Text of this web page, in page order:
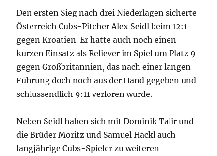
Den ersten Sieg nach drei Niederlagen sicherte
Österreich Cubs-Pitcher Alex Seidl beim 12:1
gegen Kroatien. Er hatte auch noch einen
kurzen Einsatz als Reliever im Spiel um Platz 9
gegen Großbritannien, das nach einer langen
Führung doch noch aus der Hand gegeben und
schlussendlich 9:11 verloren wurde.
Neben Seidl haben sich mit Dominik Talir und
die Brüder Moritz und Samuel Hackl auch
langjährige Cubs-Spieler zu weiteren